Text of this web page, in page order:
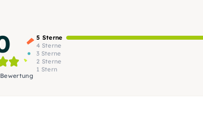
5 Sterne
4 Sterne
3 Sterne
2 Sterne
1 Stern